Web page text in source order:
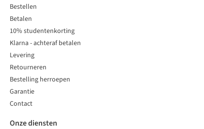
Bestellen
Betalen
10% studentenkorting
Klarna - achteraf betalen
Levering
Retourneren
Bestelling herroepen
Garantie
Contact
Onze diensten